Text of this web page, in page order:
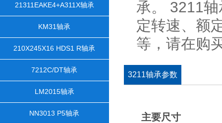
21311EAKE4+A311X轴承
KM31轴承
210X245X16 HDS1 R轴承
7212C/DT轴承
LM2015轴承
NN3013 P5轴承
承。 3211
定转速、额
等，请在购
3211轴承参数
主要尺寸